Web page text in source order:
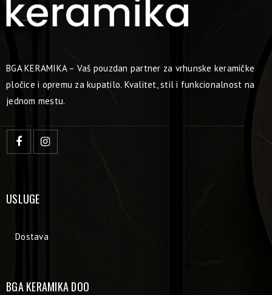
BGA KERAMIKA – Vaš pouzdan partner za vrhunske keramičke
pločice i opremu za kupatilo. Kvalitet, stil i funkcionalnost na
jednom mestu.
USLUGE
Dostava
BGA KERAMIKA DOO